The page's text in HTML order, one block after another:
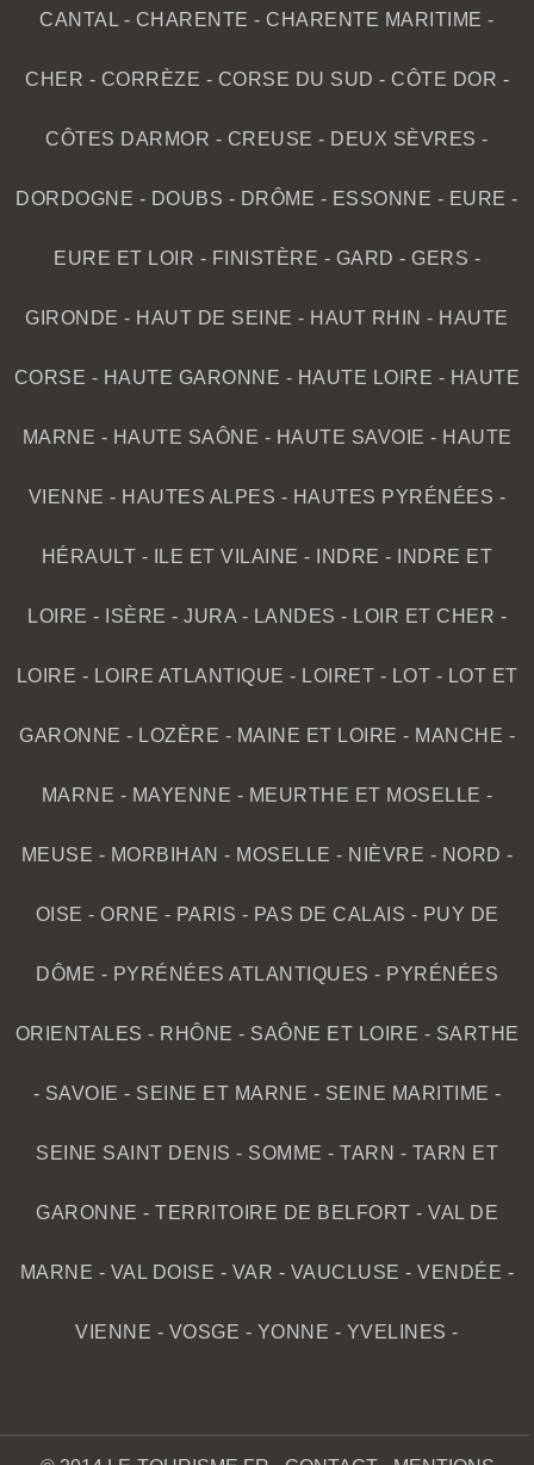
CANTAL - CHARENTE -CHARENTE MARITIME -
CHER - CORRÈZE - CORSE DU SUD - CÔTE DOR -
CÔTES DARMOR - CREUSE - DEUX SÈVRES -
DORDOGNE - DOUBS - DRÔME - ESSONNE - EURE -
EURE ET LOIR - FINISTÈRE - GARD - GERS -
GIRONDE - HAUT DE SEINE - HAUT RHIN - HAUTE
CORSE - HAUTE GARONNE - HAUTE LOIRE - HAUTE
MARNE - HAUTE SAÔNE - HAUTE SAVOIE - HAUTE
VIENNE - HAUTES ALPES - HAUTES PYRÉNÉES -
HÉRAULT - ILE ET VILAINE - INDRE - INDRE ET
LOIRE - ISÈRE - JURA - LANDES - LOIR ET CHER -
LOIRE - LOIRE ATLANTIQUE - LOIRET - LOT - LOT ET
GARONNE - LOZÈRE - MAINE ET LOIRE - MANCHE -
MARNE - MAYENNE - MEURTHE ET MOSELLE -
MEUSE - MORBIHAN - MOSELLE - NIÈVRE - NORD -
OISE - ORNE - PARIS - PAS DE CALAIS - PUY DE
DÔME - PYRÉNÉES ATLANTIQUES - PYRÉNÉES
ORIENTALES - RHÔNE - SAÔNE ET LOIRE - SARTHE
- SAVOIE - SEINE ET MARNE - SEINE MARITIME -
SEINE SAINT DENIS - SOMME - TARN - TARN ET
GARONNE - TERRITOIRE DE BELFORT - VAL DE
MARNE - VAL DOISE - VAR - VAUCLUSE -VENDÉE -
VIENNE - VOSGE - YONNE - YVELINES -